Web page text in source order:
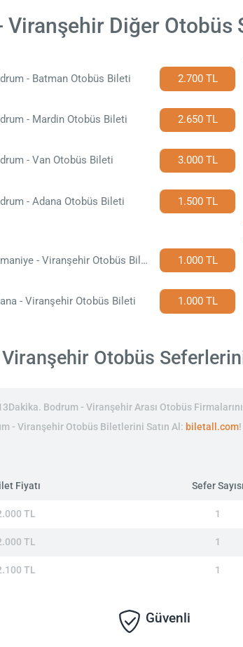
Viranşehir Diğer Otobüs
- Batman Otobüs Bileti 2.700 TL
- Mardin Otobüs Bileti 2.650 TL
- Van Otobüs Bileti 3.000 TL
- Adana Otobüs Bileti 1.500 TL
Osmaniye - Viranşehir Otobüs Bileti 1.000 TL
- Viranşehir Otobüs Bileti 1.000 TL
Otobüs
Bodrum - Viranşehir Arası Otobüs
- Viranşehir Otobüs Biletlerini Satın Al: biletall.com!
Fiyatı Sefer Sayısı
TL 1
TL 1
TL 1
Güvenli